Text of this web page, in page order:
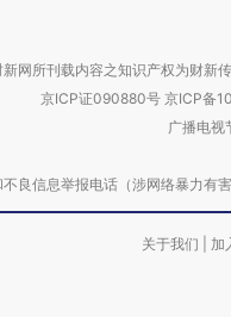
新网所刊载内容之知识产权为财新
京ICP证090880号 京ICP备
广播电视
不良信息举报电话（涉网络暴力
关于我们 加